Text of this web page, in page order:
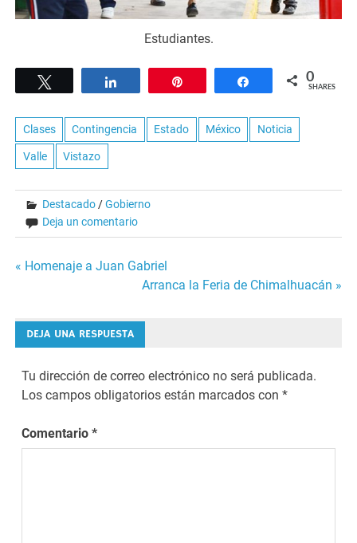
Estudiantes.
Share 0
SHARES
Clases Contingencia Estado México Noticia
Valle Vistazo
Destacado /Gobierno
Deja un comentario
Navegación
entradas
« Homenaje a Juan Gabriel
Arranca la Feria de Chimalhuacán »
DEJA UNA RESPUESTA
Tu dirección de correo electrónico no será publicada.
Los campos obligatorios están marcados con*
Comentario*